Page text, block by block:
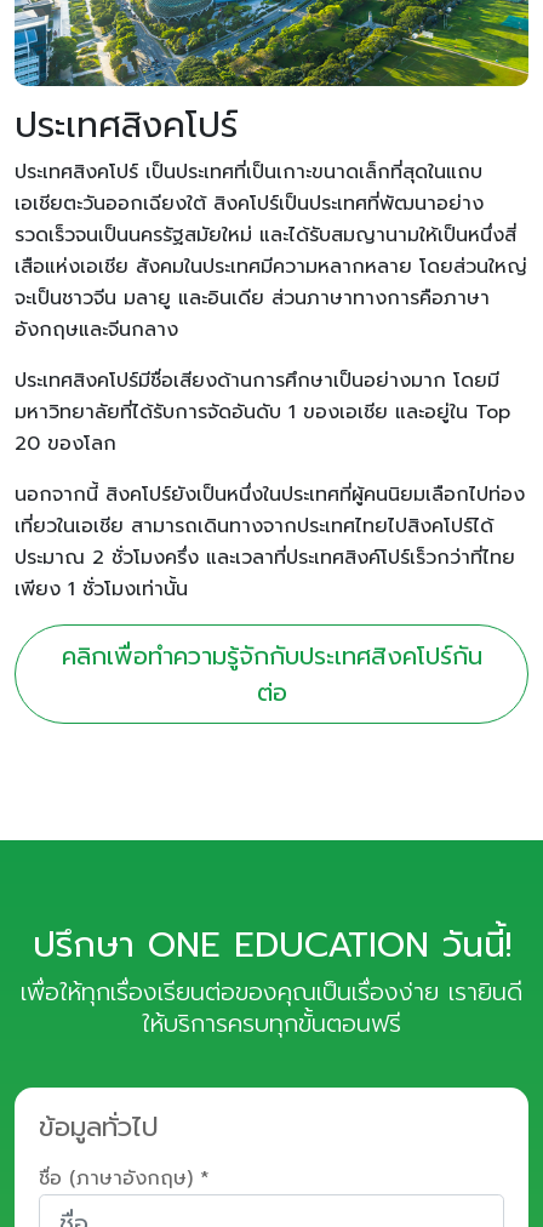
ประเทศสิงคโปร์
ประเทศสิงคโปร์ เป็นประเทศที่เป็นเกาะขนาดเล็กที่สุดในแถบ
เอเชียตะวันออกเฉียงใต้ สิงคโปร์เป็นประเทศที่พัฒนาอย่าง
รวดเร็วจนเป็นนครรัฐสมัยใหม่ และได้รับสมญานามให้เป็นหนึ่งสี่
เสือแห่งเอเชีย สังคมในประเทศมีความหลากหลาย โดยส่วนใหญ่
จะเป็นชาวจีน มลายู และอินเดีย ส่วนภาษาทางการคือภาษา
อังกฤษและจีนกลาง
ประเทศสิงคโปร์มีชื่อเสียงด้านการศึกษาเป็นอย่างมาก โดยมี
มหาวิทยาลัยที่ได้รับการจัดอันดับ 1 ของเอเชีย และอยู่ใน Top
20 ของโลก
นอกจากนี้ สิงคโปร์ยังเป็นหนึ่งในประเทศที่ผู้คนนิยมเลือกไปท่อง
เที่ยวในเอเชีย สามารถเดินทางจากประเทศไทยไปสิงคโปร์ได้
ประมาณ 2 ชั่วโมงครึ่ง และเวลาที่ประเทศสิงค์โปร์เร็วกว่าที่ไทย
เพียง 1 ชั่วโมงเท่านั้น
คลิกเพื่อทำความรู้จักกับประเทศสิงคโปร์กัน
ต่อ
ปรึกษา ONE EDUCATION วันนี้!
เพื่อให้ทุกเรื่องเรียนต่อของคุณเป็นเรื่องง่าย เรายินดี
ให้บริการครบทุกขั้นตอนฟรี
ข้อมูลทั่วไป
ชื่อ (ภาษาอังกฤษ) *